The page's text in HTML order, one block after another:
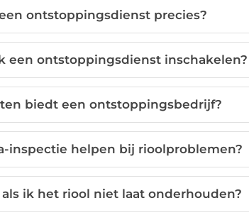
ontstoppingsdienst precies?
een ontstoppingsdienst inschakelen?
biedt een ontstoppingsbedrijf?
inspectie helpen bij rioolproblemen?
ik het riool niet laat onderhouden?